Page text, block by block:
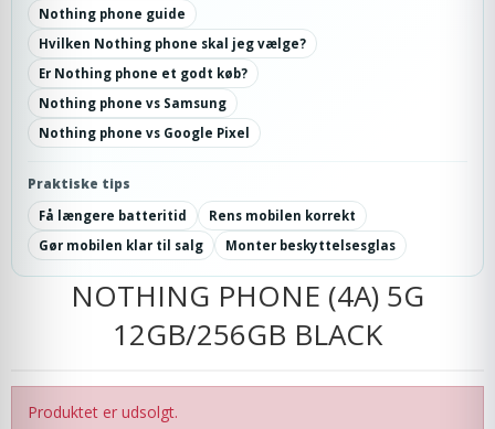
Nothing phone guide
Hvilken Nothing phone skal jeg vælge?
Er Nothing phone et godt køb?
Nothing phone vs Samsung
Nothing phone vs Google Pixel
Praktiske tips
Få længere batteritid
Rens mobilen korrekt
Gør mobilen klar til salg
Monter beskyttelsesglas
NOTHING PHONE (4A) 5G
12GB/256GB BLACK
Produktet er udsolgt.